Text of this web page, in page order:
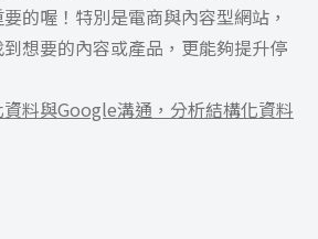
的喔！特別是電商與內容型網站，
想要的內容或產品，更能夠提升停
料與Google溝通，分析結構化資料